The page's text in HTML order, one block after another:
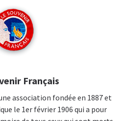
Français
association fondée en 1887 et
le 1er février 1906 qui a pour